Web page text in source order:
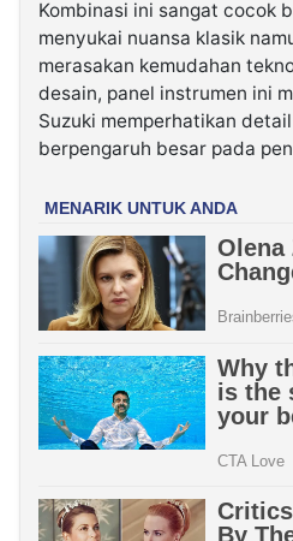
Kombinasi ini sangat cocok
menyukai nuansa klasik
merasakan kemudahan
desain, panel instrumen ini
Suzuki memperhatikan
berpengaruh besar pada